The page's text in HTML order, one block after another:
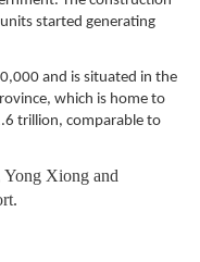
started generating
and is situated in the
which is home to
trillion, comparable to
Xiong and